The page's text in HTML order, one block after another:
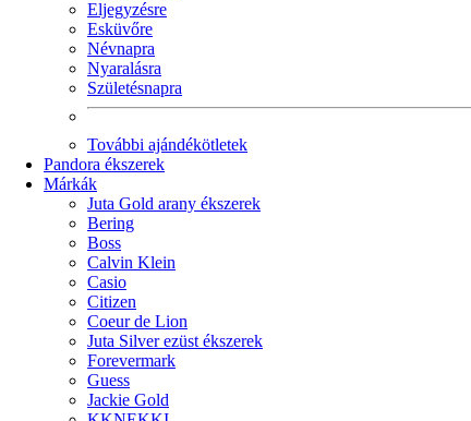
Eljegyzésre
Esküvőre
Névnapra
Nyaralásra
Születésnapra
További ajándékötletek
Pandora ékszerek
Márkák
Juta Gold arany ékszerek
Bering
Boss
Calvin Klein
Casio
Citizen
Coeur de Lion
Juta Silver ezüst ékszerek
Forevermark
Guess
Jackie Gold